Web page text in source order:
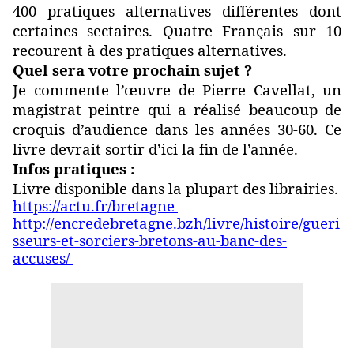
400 pratiques alternatives différentes dont
certaines sectaires. Quatre Français sur 10
recourent à des pratiques alternatives.
Quel sera votre prochain sujet ?
Je commente l’œuvre de Pierre Cavellat, un
magistrat peintre qui a réalisé beaucoup de
croquis d’audience dans les années 30-60. Ce
livre devrait sortir d’ici la fin de l’année.
Infos pratiques :
Livre disponible dans la plupart des librairies.
https://actu.fr/bretagne
http://encredebretagne.bzh/livre/histoire/gueri
sseurs-et-sorciers-bretons-au-banc-des-
accuses/